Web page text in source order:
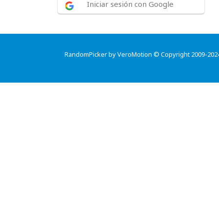
Iniciar sesión con Google
RandomPicker by VeroMotion © Copyright 2009-